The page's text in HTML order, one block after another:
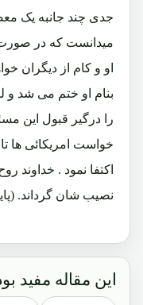
جدی چند جانبه یک
میدانست که در
او و کام از دیگران
بنام او ختم می شد
را درگیر قبول این
خواست امریکائی ها
اکتفا نمود . خداوند
نصیب شان گرداند.
این مقاله مفید